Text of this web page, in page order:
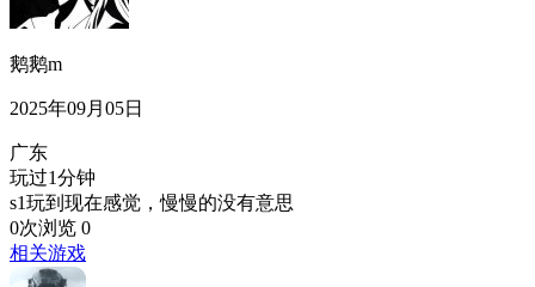
鹅鹅m
2025年09月05日
广东
玩过1分钟
s1玩到现在感觉，慢慢的没有意思
0次浏览 0
相关游戏